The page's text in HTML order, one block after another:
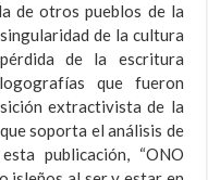
de otros pueblos de la
de la cultura
de la escritura
que fueron
extractivista de la
soporta el análisis de
publicación, “ONO